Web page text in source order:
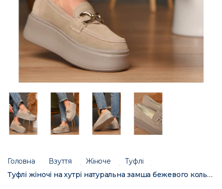
Головна Взуття Жіноче
Туфлі
Туфлі жіночі на хутрі натуральна замша бежевого кольору 777-170 207725C